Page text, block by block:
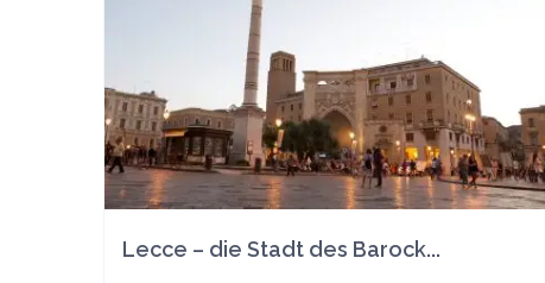
Lecce – die Stadt des Barock...